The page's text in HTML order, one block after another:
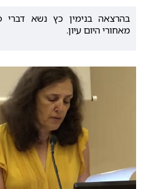
בהרצאה בנימין כץ נשא דברי
מאחורי היום עיון.